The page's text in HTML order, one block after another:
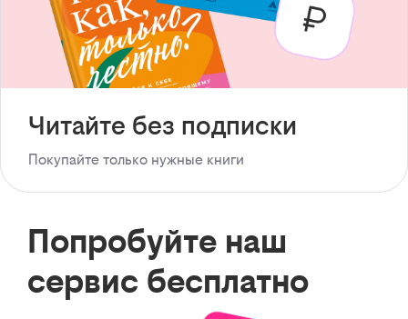
Читайте без подписки
Покупайте только нужные книги
Попробуйте наш
сервис бесплатно